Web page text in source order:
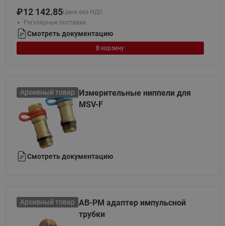
₽12 142.85Цена без НДС
Регулярные поставки
Смотреть документацию
В корзину
Архивный товар
Измерительные ниппели для
MSV-F
Смотреть документацию
Архивный товар AB-PM адаптер импульсной
трубки